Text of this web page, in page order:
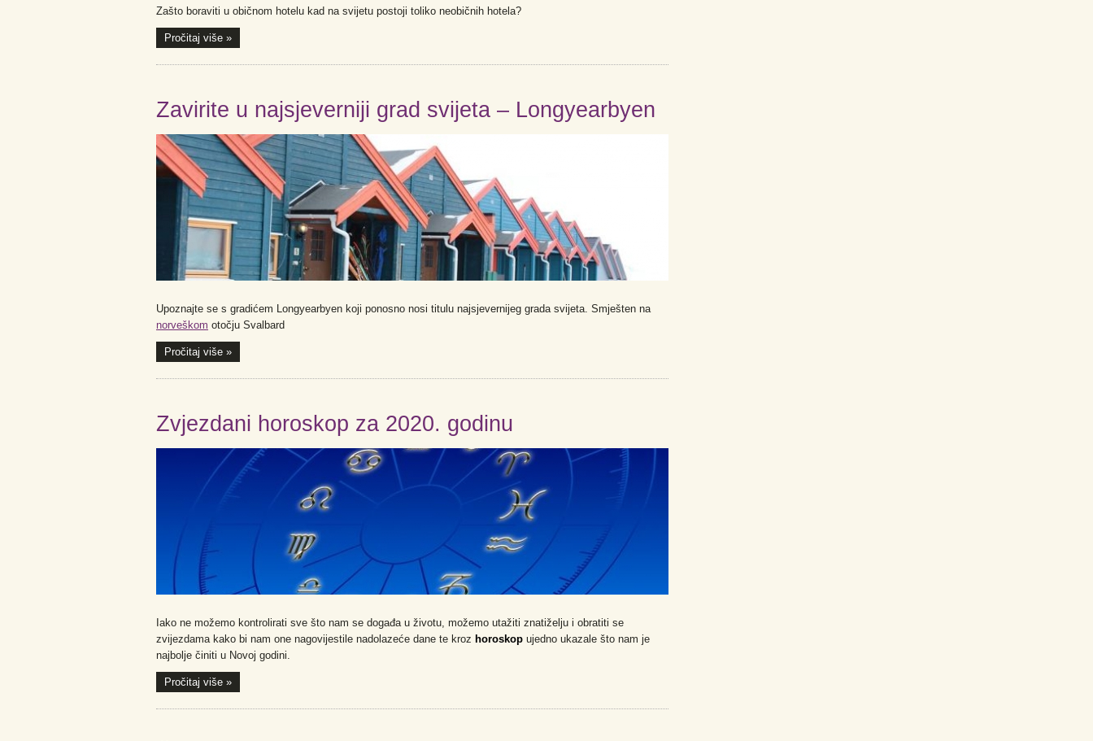
Zašto boraviti u običnom hotelu kad na svijetu postoji toliko neobičnih hotela?
Pročitaj više »
Zavirite u najsjeverniji grad svijeta – Longyearbyen
Upoznajte se s gradićem Longyearbyen koji ponosno nosi titulu najsjevernijeg grada svijeta. Smješten na
norveškom otočju Svalbard
Pročitaj više »
Zvjezdani horoskop za 2020. godinu
Iako ne možemo kontrolirati sve što nam se događa u životu, možemo utažiti znatiželju i obratiti se
zvijezdama kako bi nam one nagovijestile nadolazeće dane te kroz horoskop ujedno ukazale što nam je
najbolje činiti u Novoj godini.
Pročitaj više »